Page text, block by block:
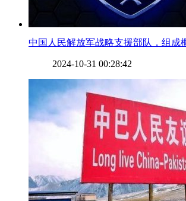
中国人民解放军战略支援部队，组成
2024-10-31 00:28:42